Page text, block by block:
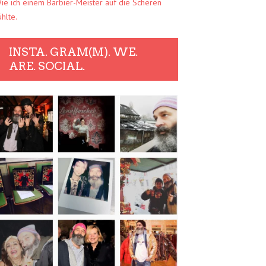
ich einem Barbier-Meister auf die Scheren
INSTA. GRAM(M). WE.
ARE. SOCIAL.